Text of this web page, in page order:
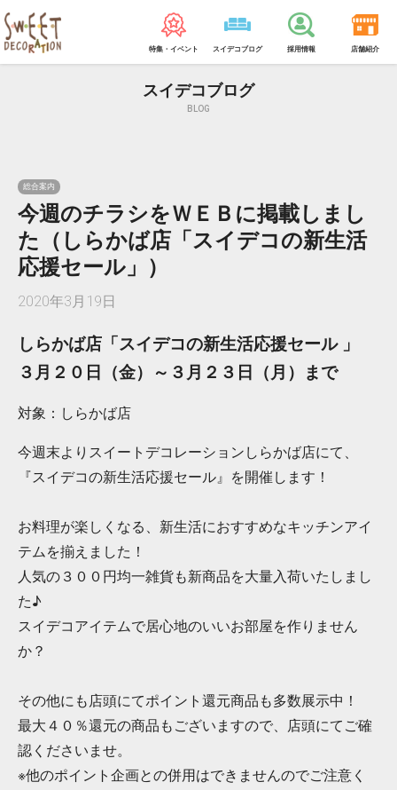
特集・イベント スイデコブログ 採用情報 店舗紹介
スイデコブログ
BLOG
総合案内
今週のチラシをＷＥＢに掲載しまし
た（しらかば店「スイデコの新生活
応援セール」）
2020年3月19日
しらかば店「スイデコの新生活応援セール 」
３月２０日（金）～３月２３日（月）まで
対象：しらかば店
今週末よりスイートデコレーションしらかば店にて、
『スイデコの新生活応援セール』を開催します！
お料理が楽しくなる、新生活におすすめなキッチンアイ
テムを揃えました！
人気の３００円均一雑貨も新商品を大量入荷いたしまし
た♪
スイデコアイテムで居心地のいいお部屋を作りません
か？
その他にも店頭にてポイント還元商品も多数展示中！
最大４０％還元の商品もございますので、店頭にてご確
認くださいませ。
※他のポイント企画との併用はできませんのでご注意く